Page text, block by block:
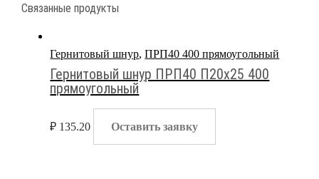
Связанные продукты
Гернитовый шнур,ПРП40 400 прямоугольный
Гернитовый шнур ПРП40 П20х25 400
прямоугольный
₽ 135.20 Оставить заявку